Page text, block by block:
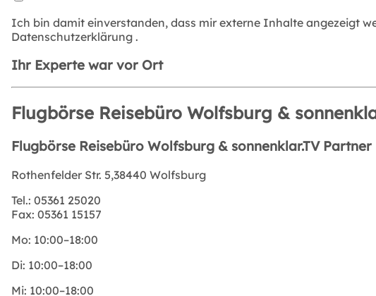
Ich bin damit einverstanden, dass mir externe Inhalte angezeigt
Datenschutzerklärung .
Ihr Experte war vor Ort
Flugbörse Reisebüro Wolfsburg &
Flugbörse Reisebüro Wolfsburg & sonnenklar.TV Partner
Rothenfelder Str. 5,38440 Wolfsburg
Tel.: 05361 25020
Fax: 05361 15157
Mo: 10:00–18:00
Di: 10:00–18:00
Mi: 10:00–18:00